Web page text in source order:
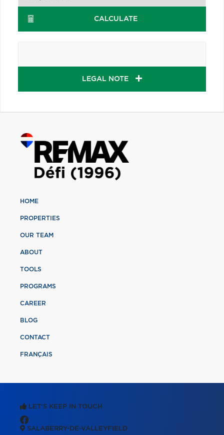
CALCULATE
LEGAL NOTE
HOME
PROPERTIES
OUR TEAM
ABOUT
TOOLS
PROGRAMS
CAREER
BLOG
CONTACT
FRANÇAIS
LET'S KEEP IN TOUCH
SALABERRY-DE-VALLEYFIELD